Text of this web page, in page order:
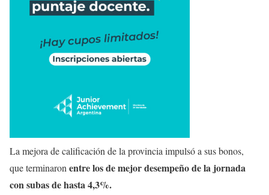
La mejora de calificación de la provincia impulsó a sus bonos,
que terminaron entre los de mejor desempeño de la jornada
con subas de hasta 4,3%.